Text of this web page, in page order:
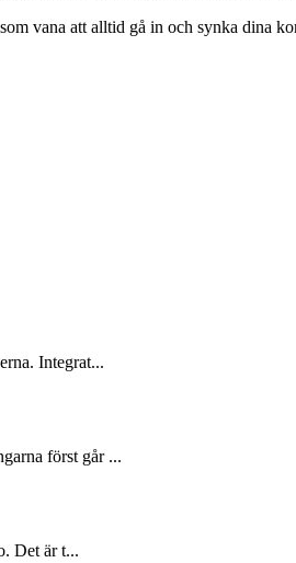
vana att alltid gå in och synka dina
Integrat...
först går ...
Det är t...